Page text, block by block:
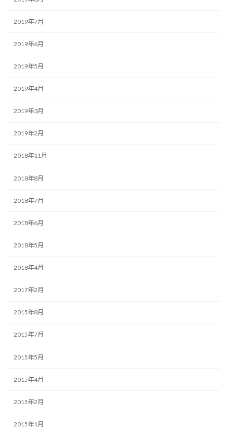
2019年7月
2019年6月
2019年5月
2019年4月
2019年3月
2019年2月
2018年11月
2018年8月
2018年7月
2018年6月
2018年5月
2018年4月
2017年2月
2015年8月
2015年7月
2015年5月
2015年4月
2015年2月
2015年1月